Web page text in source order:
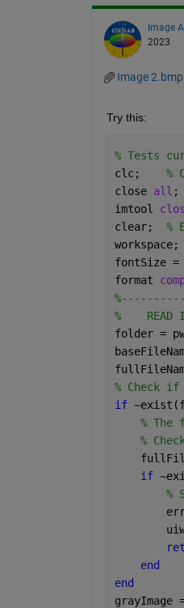
Image
2023
Image 2.bmp
Try this:
% Tests
clc; %
close all
imtool
clear; %
fontSize =
format
%    READ
folder =
% Check
if
%
%
if
%
end
end
grayImage